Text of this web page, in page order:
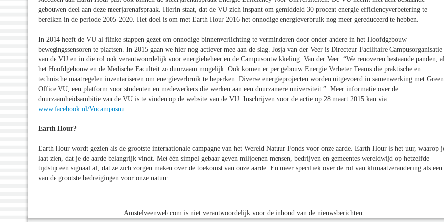
gebouwen deel aan deze meerjarenafspraak. Hierin staat, dat de VU zich inspant om gemiddeld 30 procent energie efficiencyverbetering te
bereiken in de periode 2005-2020. Het doel is om met Earth Hour 2016 het onnodige energieverbruik nog meer gereduceerd te hebben.
In 2014 heeft de VU al flinke stappen gezet om onnodige binnenverlichting te verminderen door onder andere in het Hoofdgebouw
bewegingssensoren te plaatsen. In 2015 gaan we hier nog actiever mee aan de slag. Josja van der Veer is Directeur Facilitaire Campusorganisatie
van de VU en in die rol ook verantwoordelijk voor energiebeheer en de Campusontwikkeling. Van der Veer: “We renoveren bestaande panden,
het Hoofdgebouw en de Medische Faculteit zo duurzaam mogelijk. Ook komen er per gebouw Energie Verbeter Teams die praktische en
technische maatregelen inventariseren om energieverbruik te beperken. Diverse energieprojecten worden uitgevoerd in samenwerking met Green
Office VU, een platform voor studenten en medewerkers die werken aan een duurzamere universiteit.” Meer informatie over de
duurzaamheidsambitie van de VU is te vinden op de website van de VU. Inschrijven voor de actie op 28 maart 2015 kan via:
www.facebook.nl/Vucampusnu
Earth Hour?
Earth Hour wordt gezien als de grootste internationale campagne van het Wereld Natuur Fonds voor onze aarde. Earth Hour is het uur, waarop
laat zien, dat je de aarde belangrijk vindt. Met één simpel gebaar geven miljoenen mensen, bedrijven en gemeentes wereldwijd op hetzelfde
tijdstip een signaal af, dat ze zich zorgen maken over de toekomst van onze aarde. En meer specifiek over de rol van klimaatverandering als één
van de grootste bedreigingen voor onze natuur.
Amstelveenweb.com is niet verantwoordelijk voor de inhoud van de nieuwsberichten.